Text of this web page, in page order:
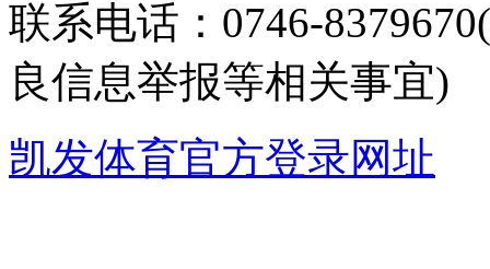
联系电话：0746-
良信息举报等相关事宜)
凯发体育官方登录网址